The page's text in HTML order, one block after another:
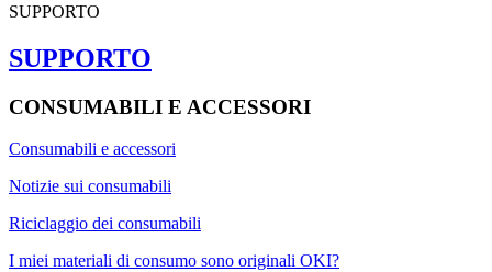
SUPPORTO
SUPPORTO
CONSUMABILI E ACCESSORI
Consumabili e accessori
Notizie sui consumabili
Riciclaggio dei consumabili
I miei materiali di consumo sono originali OKI?